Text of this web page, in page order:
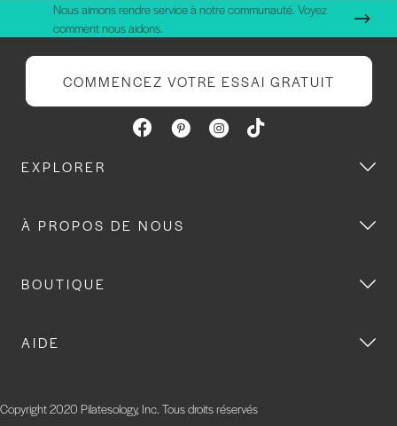
Nous aimons rendre service à notre communauté. Voyez
comment nous aidons.
COMMENCEZ VOTRE ESSAI GRATUIT
EXPLORER
À PROPOS DE NOUS
BOUTIQUE
AIDE
Copyright 2020 Pilatesology, Inc. Tous droits réservés